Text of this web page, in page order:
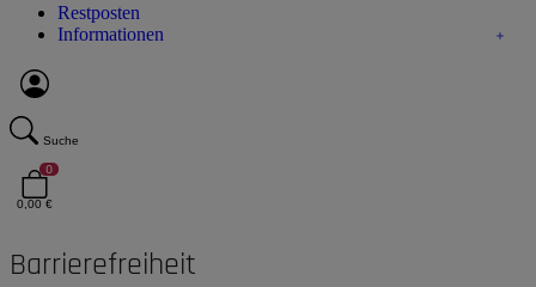
Restposten
Informationen
Suche
0
0,00 €
Barrierefreiheit